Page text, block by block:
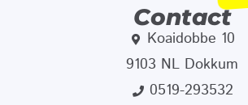
Contact
Koaidobbe 10
9103 NL Dokkum
0519-293532